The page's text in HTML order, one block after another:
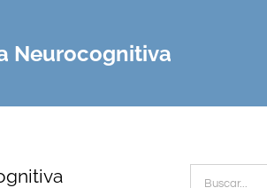
Neurocognitiva
Buscar: